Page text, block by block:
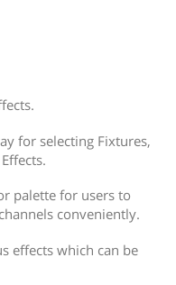
for selecting Fixtures,
palette for users to
conveniently.
effects which can be